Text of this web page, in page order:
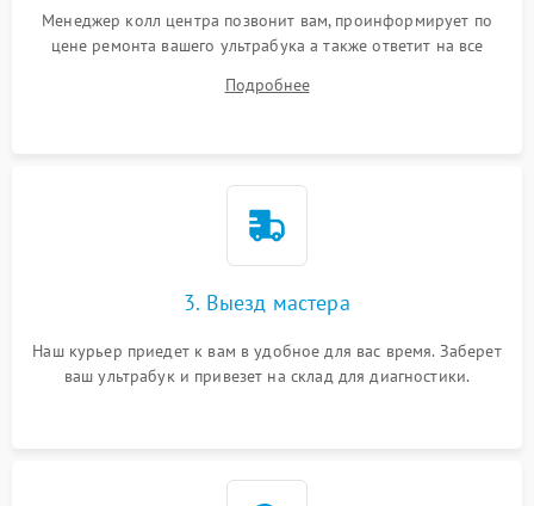
Менеджер колл центра позвонит вам, проинформирует по
цене ремонта вашего ультрабука а также ответит на все
Подробнее
3. Выезд мастера
Наш курьер приедет к вам в удобное для вас время. Заберет
ваш ультрабук и привезет на склад для диагностики.